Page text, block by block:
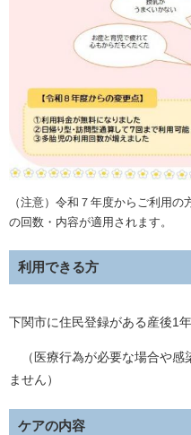
（注意）令和７年度からご利用
の回数・内容が適用されます。
利用できる方
下関市に住民登録がある産後1
（医療行為が必要な場合や感
ません）
ケアの内容